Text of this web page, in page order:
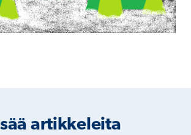
artikkeleita